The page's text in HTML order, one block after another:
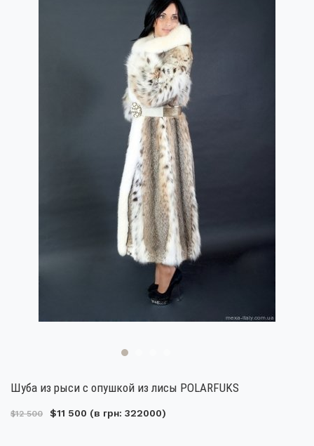
Шуба из рыси с опушкой из лисы POLARFUKS
$12 500 $11 500 (в грн: 322000)